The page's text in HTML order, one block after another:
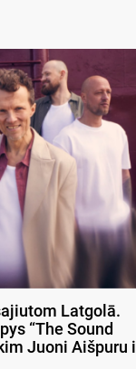
Latgolā.
“The Sound
Juoni Aišpuru i